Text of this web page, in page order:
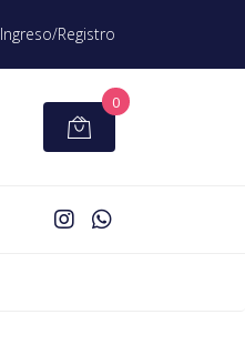
Ingreso/Registro
0